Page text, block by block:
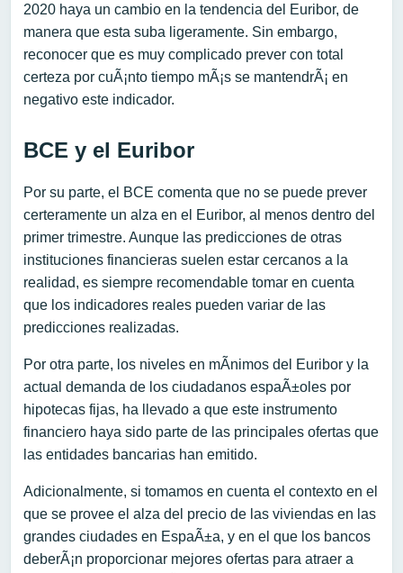
2020 haya un cambio en la tendencia del Euribor, de
manera que esta suba ligeramente. Sin embargo,
reconocer que es muy complicado prever con total
certeza por cuÃ¡nto tiempo mÃ¡s se mantendrÃ¡ en
negativo este indicador.
BCE y el Euribor
Por su parte, el BCE comenta que no se puede prever
certeramente un alza en el Euribor, al menos dentro del
primer trimestre. Aunque las predicciones de otras
instituciones financieras suelen estar cercanos a la
realidad, es siempre recomendable tomar en cuenta
que los indicadores reales pueden variar de las
predicciones realizadas.
Por otra parte, los niveles en mÃ­nimos del Euribor y la
actual demanda de los ciudadanos espaÃ±oles por
hipotecas fijas, ha llevado a que este instrumento
financiero haya sido parte de las principales ofertas que
las entidades bancarias han emitido.
Adicionalmente, si tomamos en cuenta el contexto en el
que se provee el alza del precio de las viviendas en las
grandes ciudades en EspaÃ±a, y en el que los bancos
deberÃ¡n proporcionar mejores ofertas para atraer a